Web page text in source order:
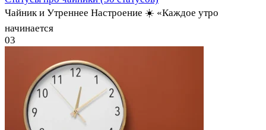
Чайник и Утреннее Настроение ☀️ «Каждое утро
начинается
03